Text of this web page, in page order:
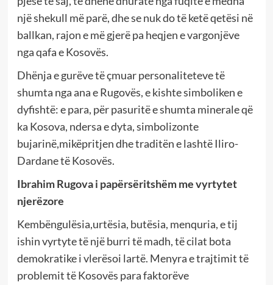
një shekull më parë, dhe se nuk do të ketë qetësi në
ballkan, rajon e më gjerë pa heqjen e vargonjëve
nga qafa e Kosovës.
Dhënja e gurëve të çmuar personaliteteve të
shumta nga ana e Rugovës, e kishte simboliken e
dyfishtë: e para, për pasuritë e shumta minerale që
ka Kosova, ndersa e dyta, simbolizonte
bujarinë,mikëpritjen dhe traditën e lashtë Iliro-
Dardane të Kosovës.
Ibrahim Rugova i papërsëritshëm me vyrtytet
njerëzore
Kembëngulësia,urtësia, butësia, menquria, e tij
ishin vyrtyte të një burri të madh, të cilat bota
demokratike i vlerësoi lartë. Menyra e trajtimit të
problemit të Kosovës para faktorëve